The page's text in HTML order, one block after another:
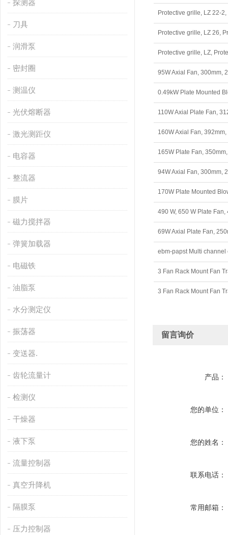
探测器
刀具
润滑泵
密封圈
测温仪
光伏熔断器
激光测距仪
电容器
整流器
膜片
磁力搅拌器
弹簧加载器
电磁铁
油脂泵
水分测定仪
振荡器
变送器.
齿轮流量计
检测仪
干燥器
液下泵
流量控制器
真空升降机
隔膜泵
压力控制器
Protective grille, LZ 22-
Protective grille, LZ 26,
Protective grille, LZ,
95W Axial Fan, 300mm,
0.49kW Plate Mounted
110W Axial Plate Fan,
160W Axial Fan,
165W Plate Fan,
94W Axial Fan, 300mm,
170W Plate Mounted
490 W, 650 W Plate Fan,
69W Axial Plate Fan,
3 Fan Rack Mount Fan
3 Fan Rack Mount Fan
留言询价
产品：
您的单位：
您的姓名：
联系电话：
常用邮箱：